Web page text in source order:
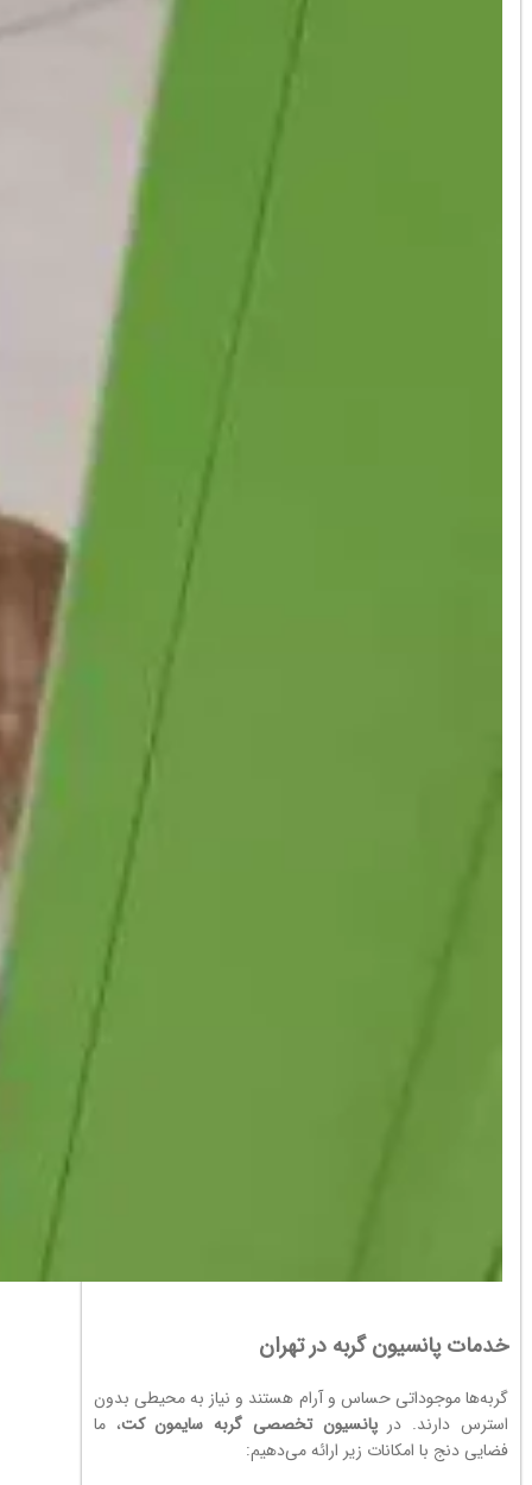
خدمات پانسیون گربه در تهران
گربه‌ها موجوداتی حساس و آرام هستند و نیاز به محیطی بدون
استرس دارند. درپانسیون تخصصی گربه سایمون کت، ما
فضایی دنج با امکانات زیر ارائه می‌دهیم: